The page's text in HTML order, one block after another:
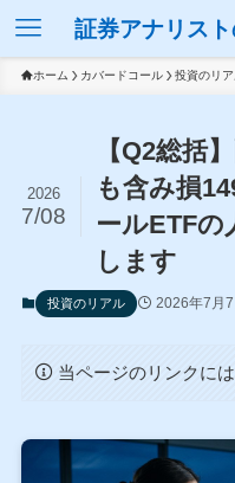
証券アナリス
ホーム カバードコール 投資のリ
【Q2総括
も含み損
ールETFの
します
2026
7/08
投資のリアル 2026年7月7
当ページのリンクに